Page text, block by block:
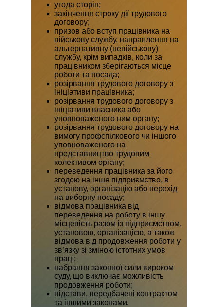
угода сторін;
закінчення строку дії трудового
договору;
призов або вступ працівника на
військову службу, направлення на
альтернативну (невійськову)
службу, крім випадків, коли за
працівником зберігаються місце
роботи та посада;
розірвання трудового договору з
ініціативи працівника;
розірвання трудового договору з
ініціативи власника або
уповноваженого ним органу;
розірвання трудового договору на
вимогу профспілкового чи іншого
уповноваженого на
представництво трудовим
колективом органу;
переведення працівника за його
згодою на інше підприємство, в
установу, організацію або перехід
на виборну посаду;
відмова працівника від
переведення на роботу в іншу
місцевість разом із підприємством,
установою, організацією, а також
відмова від продовження роботи у
зв’язку зі зміною істотних умов
праці;
набрання законної сили вироком
суду, що виключає можливість
продовження роботи;
підстави, передбачені контрактом
та іншими законами.